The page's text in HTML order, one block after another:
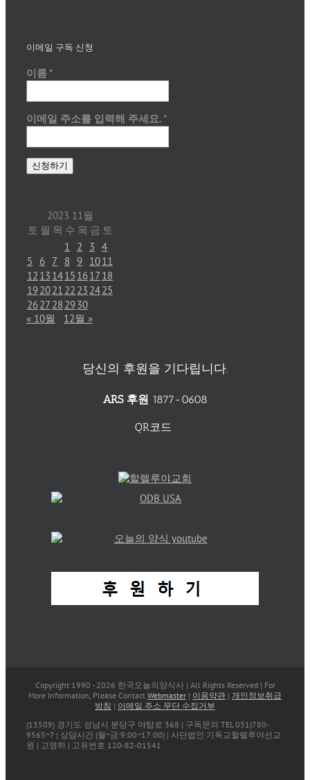
이메일 구독 신청
이름 *
이메일 주소를 입력해 주세요. *
2023 11월
토 월 목 수 목 금 토
1 2 3 4
5
6 7 8 9 1011
12 13 1415 1617 18
192021 22 23 2425
2627 28 2930
« 10월
12월 »
당신의 후원을 기다립니다.
ARS 후원 1877-0608
QR코드
Copyright 1990 - 2026 한국오늘의양식사 | All Rights Reserved | For
More Information, Please Contact Webmaster | 이용약관 | 개인정보취급
방침 | 이메일 주소 무단 수집거부
(13509) 경기도 성남시 분당구 야탑로 368 | 구독문의 TEL 031)780-
9565~7 | 상담시간 (월~금:9:00~17:00) | 사단법인 기독교할렐루야선교
원 | 고영하 | 고유번호 120-82-01541